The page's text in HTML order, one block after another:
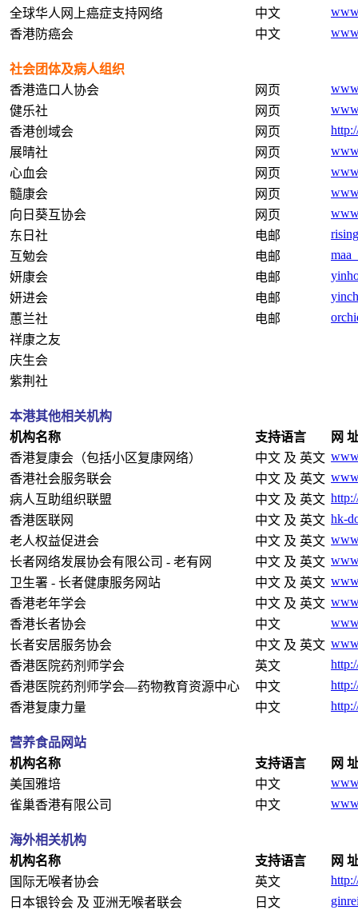
全球华人网上癌症支持网络
中文
香港防癌会
中文
社会团体及病人组织
香港造口人协会
网页
健乐社
网页
香港创域会
网页
展晴社
网页
心血会
网页
髓康会
网页
向日葵互协会
网页
东日社
电邮
互勉会
电邮
妍康会
电邮
妍进会
电邮
蕙兰社
电邮
祥康之友
庆生会
紫荆社
本港其他相关机构
机构名称
支持语言
网
香港复康会（包括小区复康网络）
中文 及 英文
香港社会服务联会
中文 及 英文
病人互助组织联盟
中文 及 英文
香港医联网
中文 及 英文 hk-
老人权益促进会
中文 及 英文
长者网络发展协会有限公司 - 老有网
中文 及 英文
卫生署 - 长者健康服务网站
中文 及 英文
香港老年学会
中文 及 英文
香港长者协会
中文
长者安居服务协会
中文 及 英文
香港医院药剂师学会
英文
香港医院药剂师学会—药物教育资源中心
中文
香港复康力量
中文
营养食品网站
机构名称
支持语言
网
美国雅培
中文
雀巢香港有限公司
中文
海外相关机构
机构名称
支持语言
网
国际无喉者协会
英文
日本银铃会 及 亚洲无喉者联会
日文